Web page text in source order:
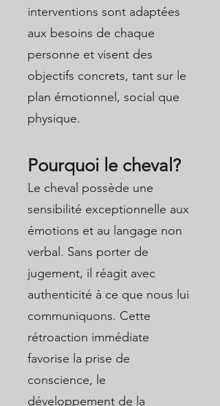
interventions sont adaptées
aux besoins de chaque
personne et visent des
objectifs concrets, tant sur le
plan émotionnel, social que
physique.
Pourquoi le cheval?
Le cheval possède une
sensibilité exceptionnelle aux
émotions et au langage non
verbal. Sans porter de
jugement, il réagit avec
authenticité à ce que nous lui
communiquons. Cette
rétroaction immédiate
favorise la prise de
conscience, le
développement de la